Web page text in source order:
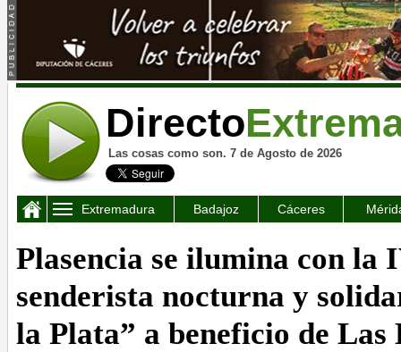
Directo
Las cosas como son. 7 de Agosto de 2026
Extremadura Badajoz Cáceres
Plasencia se ilumina con la
senderista nocturna y
la Plata” a beneficio de Las